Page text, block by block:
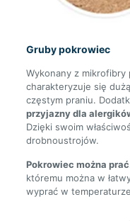
Gruby pokrowiec
Wykonany z mikrofibry
charakteryzuje się
częstym praniu.
przyjazny dla
Dzięki swoim
drobnoustrojów.
Pokrowiec można
któremu można w
wyprać w